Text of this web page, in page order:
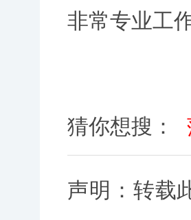
非常专业工
猜你想搜：
声明：转载